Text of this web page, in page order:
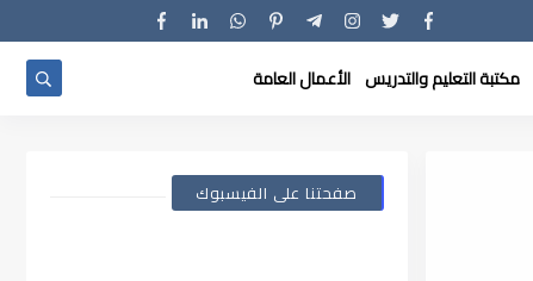
مكتبة التعليم والتدريس الأعمال العامة
صفحتنا على الفيسبوك